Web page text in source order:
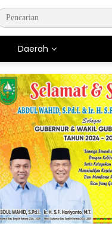
Daerah